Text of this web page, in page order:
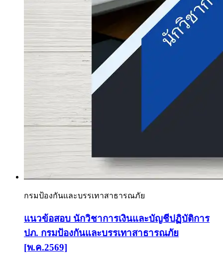
กรมป้องกันและบรรเทาสาธารณภัย
แนวข้อสอบ นักวิชาการเงินและบัญชีปฏิบัติการ
ปภ. กรมป้องกันและบรรเทาสาธารณภัย
[พ.ค.2569]